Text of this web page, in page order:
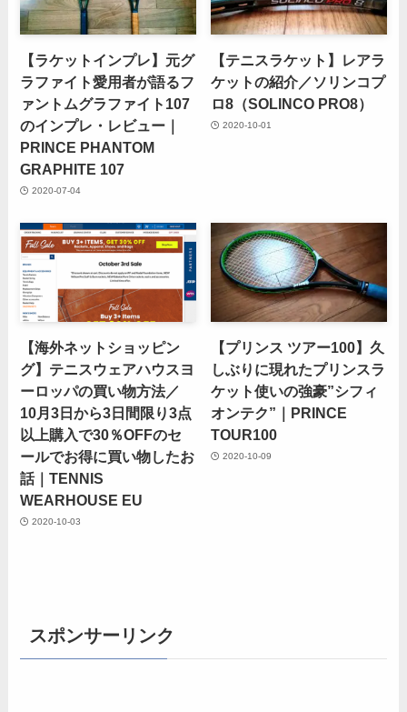
【ラケットインプレ】元グ
ラファイト愛用者が語るフ
ァントムグラファイト107
のインプレ・レビュー｜
PRINCE PHANTOM
GRAPHITE 107
2020-07-04
【テニスラケット】レアラ
ケットの紹介／ソリンコプ
ロ8（SOLINCO PRO8）
2020-10-01
【海外ネットショッピン
グ】テニスウェアハウスヨ
ーロッパの買い物方法／
10月3日から3日間限り3点
以上購入で30％OFFのセ
ールでお得に買い物したお
話｜TENNIS
WEARHOUSE EU
2020-10-03
【プリンス ツアー100】久
しぶりに現れたプリンスラ
ケット使いの強豪”シフィ
オンテク”｜PRINCE
TOUR100
2020-10-09
スポンサーリンク